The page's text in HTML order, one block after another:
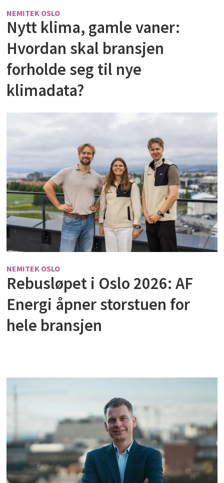
NEMITEK OSLO
Nytt klima, gamle vaner:
Hvordan skal bransjen
forholde seg til nye
klimadata?
NEMITEK OSLO
Rebusløpet i Oslo 2026: AF
Energi åpner storstuen for
hele bransjen